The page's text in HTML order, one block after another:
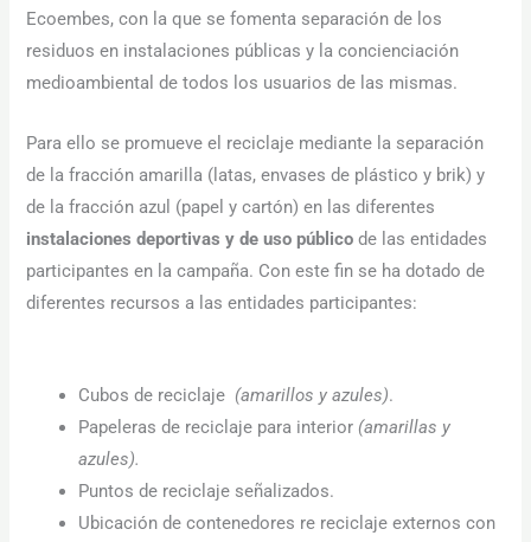
Ecoembes, con la que se fomenta separación de los
residuos en instalaciones públicas y la concienciación
medioambiental de todos los usuarios de las mismas.
Para ello se promueve el reciclaje mediante la separación
de la fracción amarilla (latas, envases de plástico y brik) y
de la fracción azul (papel y cartón) en las diferentes
instalaciones deportivas y de uso público de las entidades
participantes en la campaña. Con este fin se ha dotado de
diferentes recursos a las entidades participantes:
Cubos de reciclaje (amarillos y azules).
Papeleras de reciclaje para interior (amarillas y
azules).
Puntos de reciclaje señalizados.
Ubicación de contenedores re reciclaje externos con
funcione la
web.
Para que
podamos
mejorar la
funcionalidad
y estructura
de la web, en
base a cómo
se usa la web.
Para que
nuestra web
funcione lo
visita. Si
rechaza estas
cookies,